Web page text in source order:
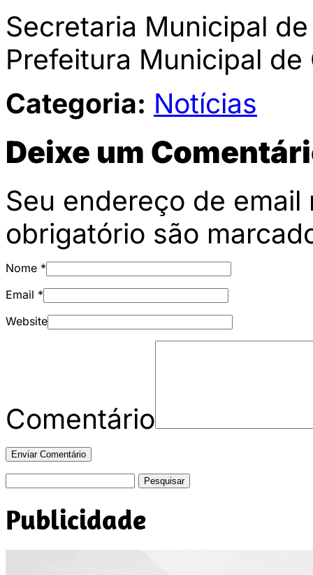
Secretaria Municipal de
Prefeitura Municipal de
Categoria: Notícias
Deixe um
Seu endereço de
obrigatório são
Nome *
Email *
Website
Comentário
Publicidade